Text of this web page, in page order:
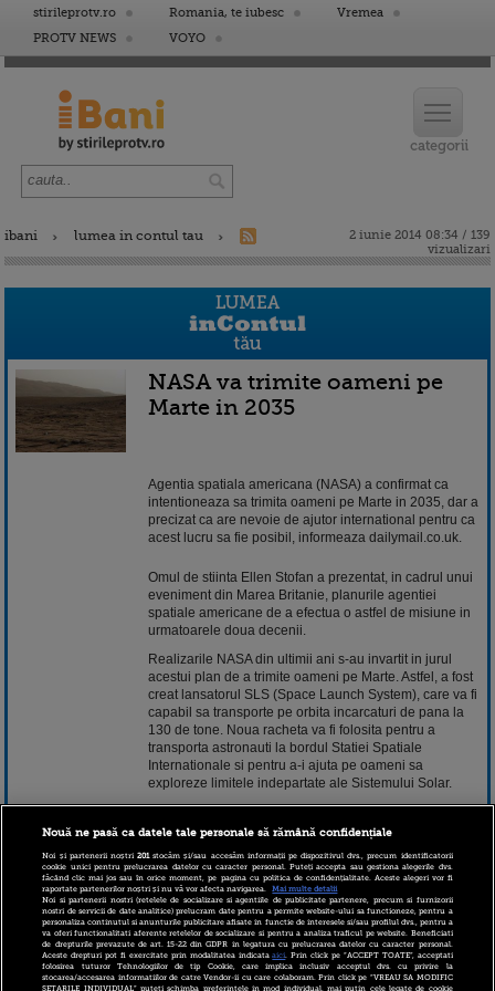
stirileprotv.ro Romania, te iubesc
Vremea
PROTV NEWS
VOYO
ibani lumea in contul tau
2 iunie 2014 08:34 / 139
vizualizari
NASA va trimite oameni pe
Marte in 2035
Agentia spatiala americana (NASA) a confirmat ca
intentioneaza sa trimita oameni pe Marte in 2035, dar a
precizat ca are nevoie de ajutor international pentru ca
acest lucru sa fie posibil, informeaza dailymail.co.uk.
Omul de stiinta Ellen Stofan a prezentat, in cadrul unui
eveniment din Marea Britanie, planurile agentiei
spatiale americane de a efectua o astfel de misiune in
urmatoarele doua decenii.
Realizarile NASA din ultimii ani s-au invartit in jurul
acestui plan de a trimite oameni pe Marte. Astfel, a fost
creat lansatorul SLS (Space Launch System), care va fi
capabil sa transporte pe orbita incarcaturi de pana la
130 de tone. Noua racheta va fi folosita pentru a
transporta astronauti la bordul Statiei Spatiale
Internationale si pentru a-i ajuta pe oameni sa
exploreze limitele indepartate ale Sistemului Solar.
De asemenea, a fost creata capsula Orion, care va
putea sa transporte in spatiu pana la sase astronauti.
in viitor pe suprafata planetei Marte, inainte de a se
intoarce pe Pamant.
In mai, NASA a prezentat elementele de garderoba
esentiale ale unui prototip de costum spatial ce ar
putea fi purtat de astronautii care vor realiza prima
calatorie spre planeta Marte.
Nouă ne pasă ca datele tale personale să rămână confidențiale
Noi și partenerii noștri201stocăm și/sau accesăm informații pe dispozitivul dvs., precum identificatorii
cookie unici pentru prelucrarea datelor cu caracter personal. Puteți accepta sau gestiona alegerile dvs.
făcând clic mai jos sau în orice moment, pe pagina cu politica de confidențialitate. Aceste alegeri vor fi
raportate partenerilor noștri și nu vă vor afecta navigarea.
Mai multe detalii
Noi si partenerii nostri (retelele de socializare si agentiile de publicitate partenere, precum si furnizorii
nostri de servicii de date analitice) prelucram date pentru a permite website-ului sa functioneze, pentru a
personaliza continutul si anunturile publicitare afisate in functie de interesele si/sau profilul dvs., pentru a
va oferi functionalitati aferente retelelor de socializare si pentru a analiza traficul pe website. Beneficiati
de drepturile prevazute de art. 15-22 din GDPR in legatura cu prelucrarea datelor cu caracter personal.
Aceste drepturi pot fi exercitate prin modalitatea indicataaici. Prin click pe “ACCEPT TOATE”, acceptati
folosirea tuturor Tehnologiilor de tip Cookie, care implica inclusiv acceptul dvs. cu privire la
stocarea/accesarea informatiilor de catre Vendor-ii cu care colaboram. Prin click pe “VREAU SA MODIFIC
SETARILE INDIVIDUAL” puteti schimba preferintele in mod individual, mai putin cele legate de cookie